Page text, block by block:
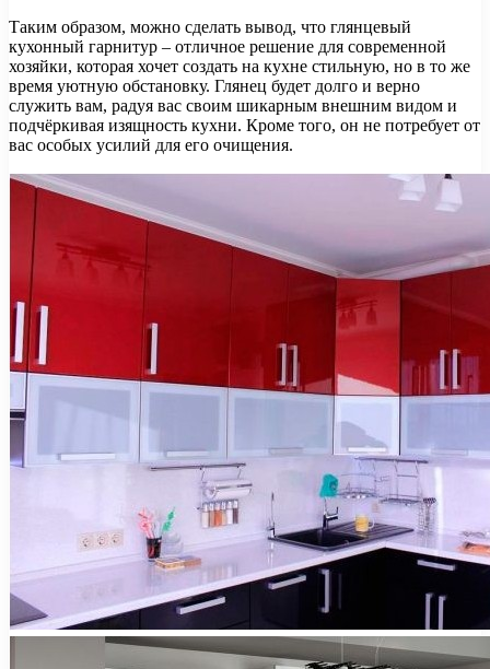
​Таким образом, можно сделать вывод, что глянцевый
кухонный гарнитур – отличное решение для современной
хозяйки, которая хочет создать на кухне стильную, но в то же
время уютную обстановку. Глянец будет долго и верно
служить вам, радуя вас своим шикарным внешним видом и
подчёркивая изящность кухни. Кроме того, он не потребует от
вас особых усилий для его очищения.